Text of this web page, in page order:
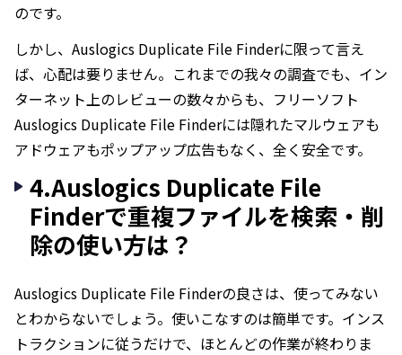
のです。
しかし、Auslogics Duplicate File Finderに限って言え
ば、心配は要りません。これまでの我々の調査でも、イン
ターネット上のレビューの数々からも、フリーソフト
Auslogics Duplicate File Finderには隠れたマルウェアも
アドウェアもポップアップ広告もなく、全く安全です。
4.Auslogics Duplicate File
Finderで重複ファイルを検索・削
除の使い方は？
Auslogics Duplicate File Finderの良さは、使ってみない
とわからないでしょう。使いこなすのは簡単です。インス
トラクションに従うだけで、ほとんどの作業が終わりま